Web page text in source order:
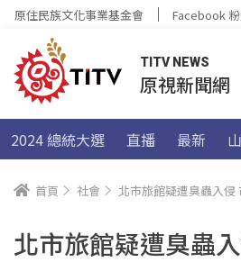
原住民族文化事業基金會 Facebook
TITV NEWS
原視新聞網
2024 總統大選 直播 最新
首頁 社會 北市旅館疑遭臭蟲入侵
北市旅館疑遭臭蟲